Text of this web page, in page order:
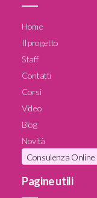
Home
Il progetto
Staff
Contatti
Corsi
Video
Blog
Novità
Consulenza Online
Pagine utili